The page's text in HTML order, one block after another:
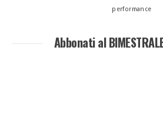
performance
Abbonati al